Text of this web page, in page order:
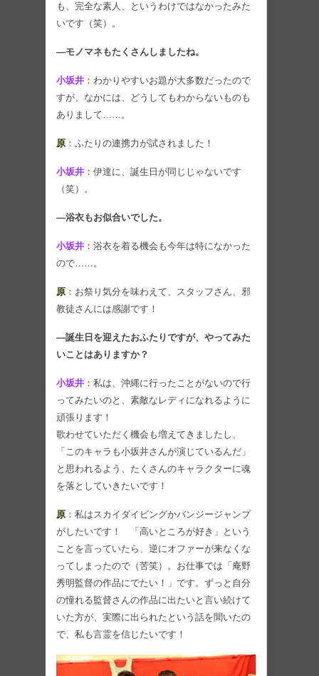
も、完全な素人、というわけではなかったみた
いです（笑）。
―モノマネもたくさんしましたね。
小坂井 ：わかりやすいお題が大多数だったので
すが、なかには、どうしてもわからないものも
ありまして……。
原 ：ふたりの連携力が試されました！
小坂井 ：伊達に、誕生日が同じじゃないです
（笑）。
―浴衣もお似合いでした。
小坂井 ：浴衣を着る機会も今年は特になかった
ので……。
原 ：お祭り気分を味わえて、スタッフさん、邪
教徒さんには感謝です！
―誕生日を迎えたおふたりですが、やってみた
いことはありますか？
小坂井 ：私は、沖縄に行ったことがないので行
ってみたいのと、素敵なレディになれるように
頑張ります！
歌わせていただく機会も増えてきましたし、
「このキャラも小坂井さんが演じているんだ」
と思われるよう、たくさんのキャラクターに魂
を落としていきたいです！
原 ：私はスカイダイビングかバンジージャンプ
がしたいです！ 「高いところが好き」という
ことを言っていたら、逆にオファーが来なくな
ってしまったので（苦笑）。お仕事では「庵野
秀明監督の作品にでたい！」です。ずっと自分
の憧れる監督さんの作品に出たいと言い続けて
いた方が、実際に出られたという話を聞いたの
で、私も言霊を信じたいです！